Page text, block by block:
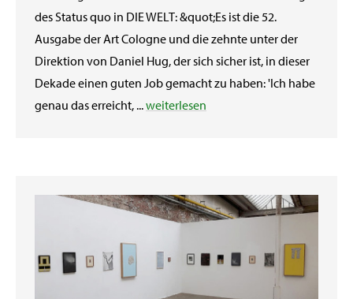
des Status quo in DIE WELT: &quot;Es ist die 52.
Ausgabe der Art Cologne und die zehnte unter der
Direktion von Daniel Hug, der sich sicher ist, in dieser
Dekade einen guten Job gemacht zu haben: 'Ich habe
genau das erreicht, ...weiterlesen